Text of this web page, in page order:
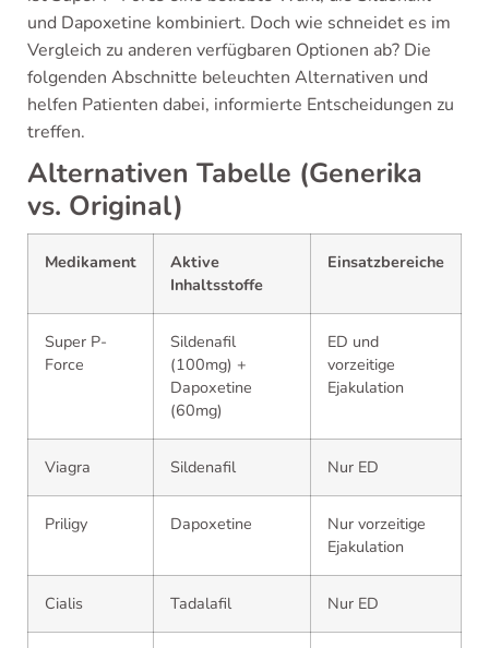
und Dapoxetine kombiniert. Doch wie schneidet es im
Vergleich zu anderen verfügbaren Optionen ab? Die
folgenden Abschnitte beleuchten Alternativen und
helfen Patienten dabei, informierte Entscheidungen zu
treffen.
Alternativen Tabelle (Generika
vs. Original)
Medikament
Aktive
Inhaltsstoffe
Einsatzbereiche
Super P-
Force
Sildenafil
(100mg) +
Dapoxetine
(60mg)
ED und
vorzeitige
Ejakulation
Viagra Sildenafil Nur ED
Priligy Dapoxetine
Nur vorzeitige
Ejakulation
Cialis Tadalafil Nur ED